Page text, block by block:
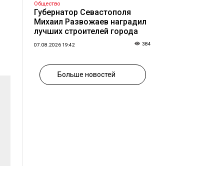
Общество
Губернатор Севастополя
Михаил Развожаев наградил
лучших строителей города
07.08.2026 19:42 384
Больше новостей